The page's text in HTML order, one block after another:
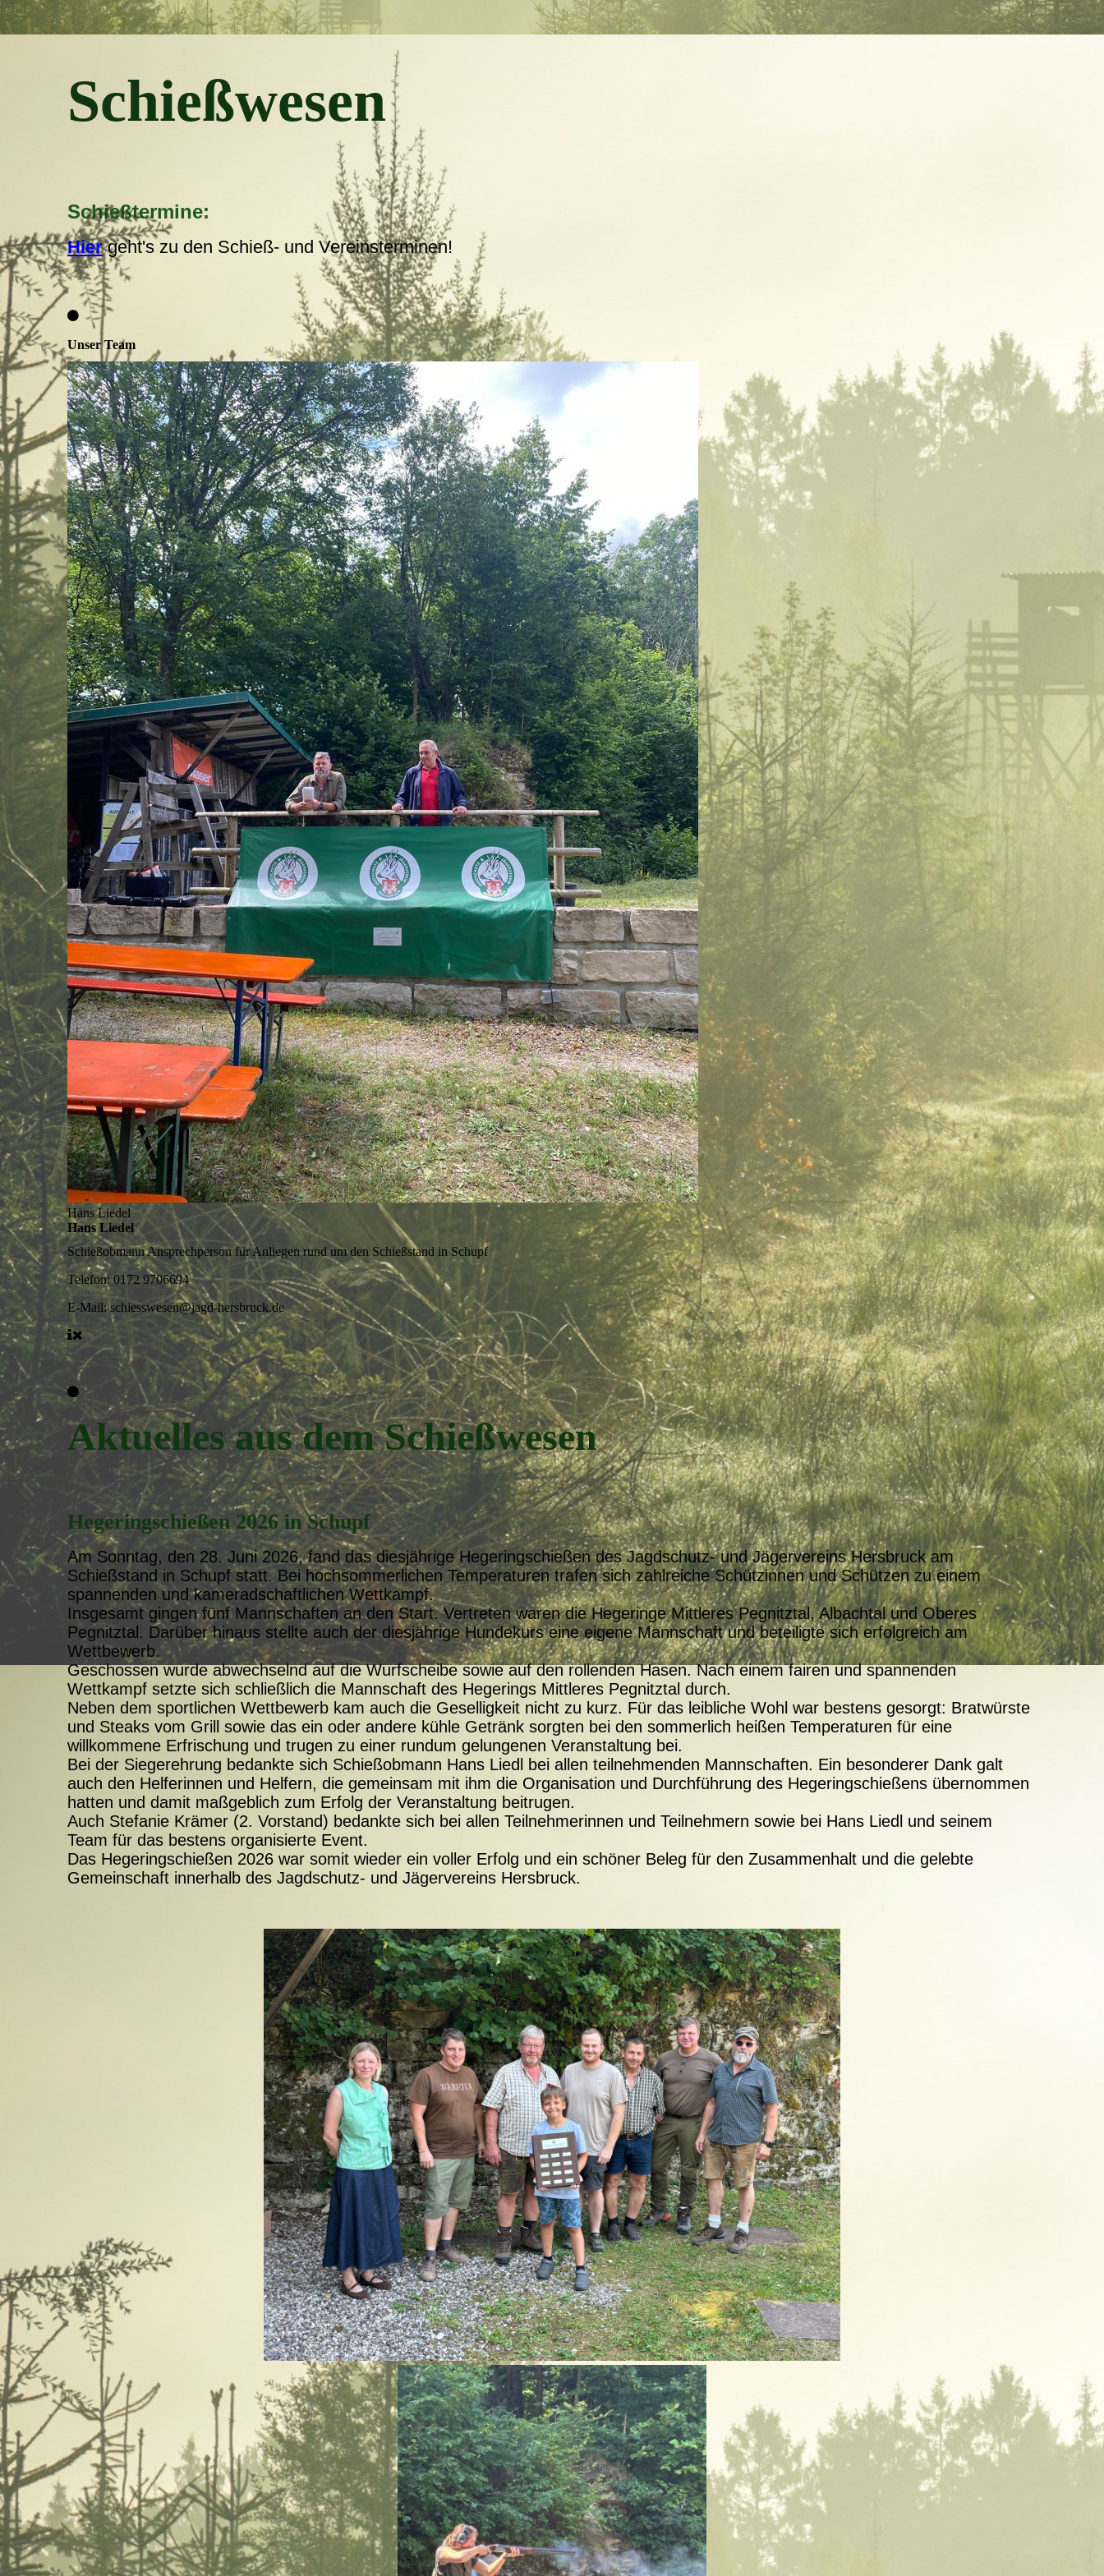
Schießwesen
Schießtermine:
Hiergeht's zu den Schieß- und Vereinsterminen!
Unser Team
Hans Liedel
Hans Liedel
SchießobmannAnsprechperson für Anliegen rund um den Schießstand in Schupf
Telefon:0172 9706694
E-Mail:schiesswesen@jagd-hersbruck.de
Aktuelles aus dem Schießwesen
Hegeringschießen 2026 in Schupf
Am Sonntag, den 28. Juni 2026, fand das diesjährige Hegeringschießen des Jagdschutz- und Jägervereins Hersbruck am
Schießstand in Schupf statt. Bei hochsommerlichen Temperaturen trafen sich zahlreiche Schützinnen und Schützen zu einem
spannenden und kameradschaftlichen Wettkampf.
Insgesamt gingen fünf Mannschaften an den Start. Vertreten waren die Hegeringe Mittleres Pegnitztal, Albachtal und Oberes
Pegnitztal. Darüber hinaus stellte auch der diesjährige Hundekurs eine eigene Mannschaft und beteiligte sich erfolgreich am
Wettbewerb.
Geschossen wurde abwechselnd auf die Wurfscheibe sowie auf den rollenden Hasen. Nach einem fairen und spannenden
Wettkampf setzte sich schließlich die Mannschaft des Hegerings Mittleres Pegnitztal durch.
Neben dem sportlichen Wettbewerb kam auch die Geselligkeit nicht zu kurz. Für das leibliche Wohl war bestens gesorgt: Bratwürste
und Steaks vom Grill sowie das ein oder andere kühle Getränk sorgten bei den sommerlich heißen Temperaturen für eine
willkommene Erfrischung und trugen zu einer rundum gelungenen Veranstaltung bei.
Bei der Siegerehrung bedankte sich Schießobmann Hans Liedl bei allen teilnehmenden Mannschaften. Ein besonderer Dank galt
auch den Helferinnen und Helfern, die gemeinsam mit ihm die Organisation und Durchführung des Hegeringschießens übernommen
hatten und damit maßgeblich zum Erfolg der Veranstaltung beitrugen.
Auch Stefanie Krämer (2. Vorstand) bedankte sich bei allen Teilnehmerinnen und Teilnehmern sowie bei Hans Liedl und seinem
Team für das bestens organisierte Event.
Das Hegeringschießen 2026 war somit wieder ein voller Erfolg und ein schöner Beleg für den Zusammenhalt und die gelebte
Gemeinschaft innerhalb des Jagdschutz- und Jägervereins Hersbruck.